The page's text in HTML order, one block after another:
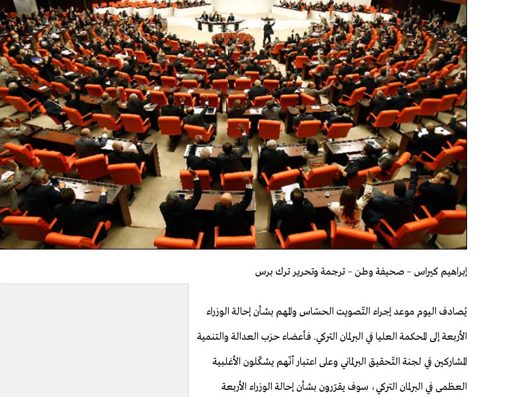
إبراهيم كيراس – صحيفة وطن – ترجمة وتحرير ترك برس
يُصادف اليوم موعد إجراء التّصويت الحسّاس والمهم بشأن إحالة الوزراء
الأربعة إلى المحكمة العليا في البرلمان التركي. فأعضاء حزب العدالة والتنمية
المشاركين في لجنة التّحقيق البرلماني وعلى اعتبار أنّهم يشكّلون الأغلبية
العظمى في البرلمان التركي، سوف يقرّرون بشأن إحالة الوزراء الأربعة